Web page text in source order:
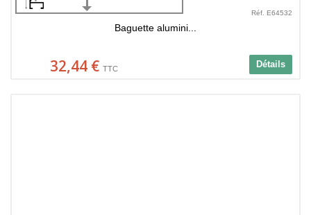
Réf. E64532
Baguette alumini...
Détails
32,44 € TTC